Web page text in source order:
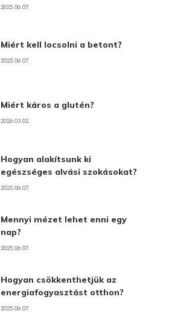
2025.06.07.
Miért kell locsolni a betont?
2025.06.07.
Miért káros a glutén?
2026.03.02.
Hogyan alakítsunk ki
egészséges alvási szokásokat?
2025.06.07.
Mennyi mézet lehet enni egy
nap?
2025.06.07.
Hogyan csökkenthetjük az
energiafogyasztást otthon?
2025.06.07.